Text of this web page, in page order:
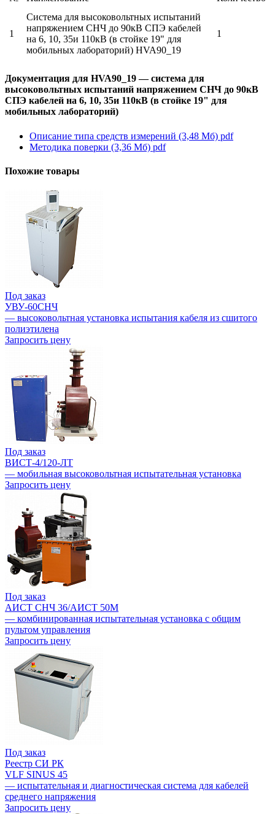
1
Система для высоковольтных испытаний
напряжением СНЧ до 90кВ СПЭ кабелей
на 6, 10, 35и 110кВ (в стойке 19" для
мобильных лабораторий) HVA90_19
1
Документация для HVA90_19 — система для
высоковольтных испытаний напряжением СНЧ до 90кВ
СПЭ кабелей на 6, 10, 35и 110кВ (в стойке 19" для
мобильных лабораторий)
Описание типа средств измерений (3,48 Мб) pdf
Методика поверки (3,36 Мб) pdf
Похожие товары
Под заказ
УВУ-60СНЧ
— высоковольтная установка испытания кабеля из сшитого
полиэтилена
Запросить цену
Под заказ
ВИСТ-4/120-ЛТ
— мобильная высоковольтная испытательная установка
Запросить цену
Под заказ
АИСТ СНЧ 36/АИСТ 50М
— комбинированная испытательная установка с общим
пультом управления
Запросить цену
Под заказ
Реестр СИ РК
VLF SINUS 45
— испытательная и диагностическая система для кабелей
среднего напряжения
Запросить цену